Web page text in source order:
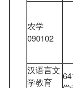
农学
090102
汉语言文
学教育